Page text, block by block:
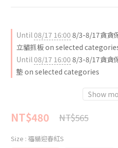
Until08/17 16:00 8/3-8/17貪貪
立貓抓板 on selected
Until08/17 16:00 8/3-8/17貪貪
墊 on selected categories
Show
NT$565
NT$480
Size : 福貓迎春紅S